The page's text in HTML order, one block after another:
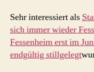
Sehr interessiert als
sich immer wieder
Fessenheim erst im
endgültig stillgelegt